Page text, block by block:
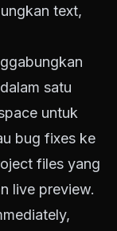
text,
satu
untuk
bug fixes ke
files yang
live preview.